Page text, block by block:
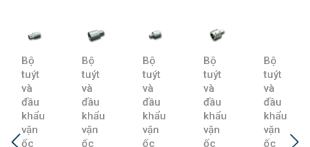
Bộ
tuýt
và
đầu
khẩu
vặn
ốc
Bộ
tuýt
và
đầu
khẩu
vặn
ốc
Bộ
tuýt
và
đầu
khẩu
vặn
ốc
Bộ
tuýt
và
đầu
khẩu
vặn
ốc
Bộ
tuýt
và
đầu
khẩu
vặn
ốc